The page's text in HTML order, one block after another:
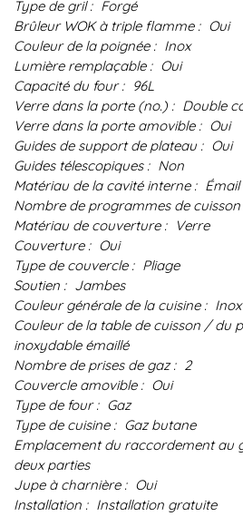
Type de gril : Forgé
Brûleur WOK à triple flamme : Oui
Couleur de la poignée : Inox
Lumière remplaçable : Oui
Capacité du four : 96L
Verre dans la porte (no.) : Double
Verre dans la porte amovible : Oui
Guides de support de plateau : Oui
Guides télescopiques : Non
Matériau de la cavité interne :
Nombre de programmes de cuisson
Matériau de couverture : Verre
Couverture : Oui
Type de couvercle : Pliage
Soutien : Jambes
Couleur générale de la cuisine : Inox
Couleur de la table de cuisson / du
inoxydable émaillé
Nombre de prises de gaz : 2
Couvercle amovible : Oui
Type de four : Gaz
Type de cuisine : Gaz butane
Emplacement du raccordement au
deux parties
Jupe à charnière : Oui
Installation : Installation gratuite